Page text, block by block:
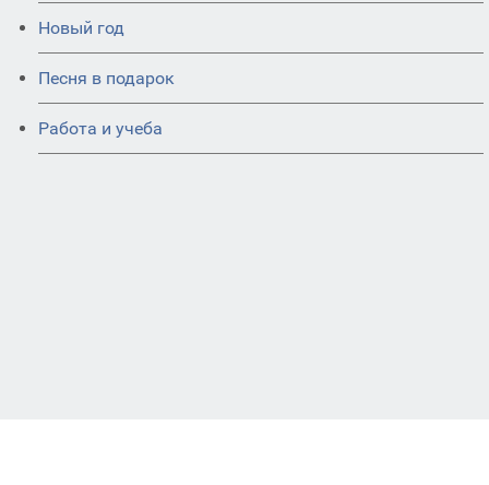
Новый год
Песня в подарок
Работа и учеба